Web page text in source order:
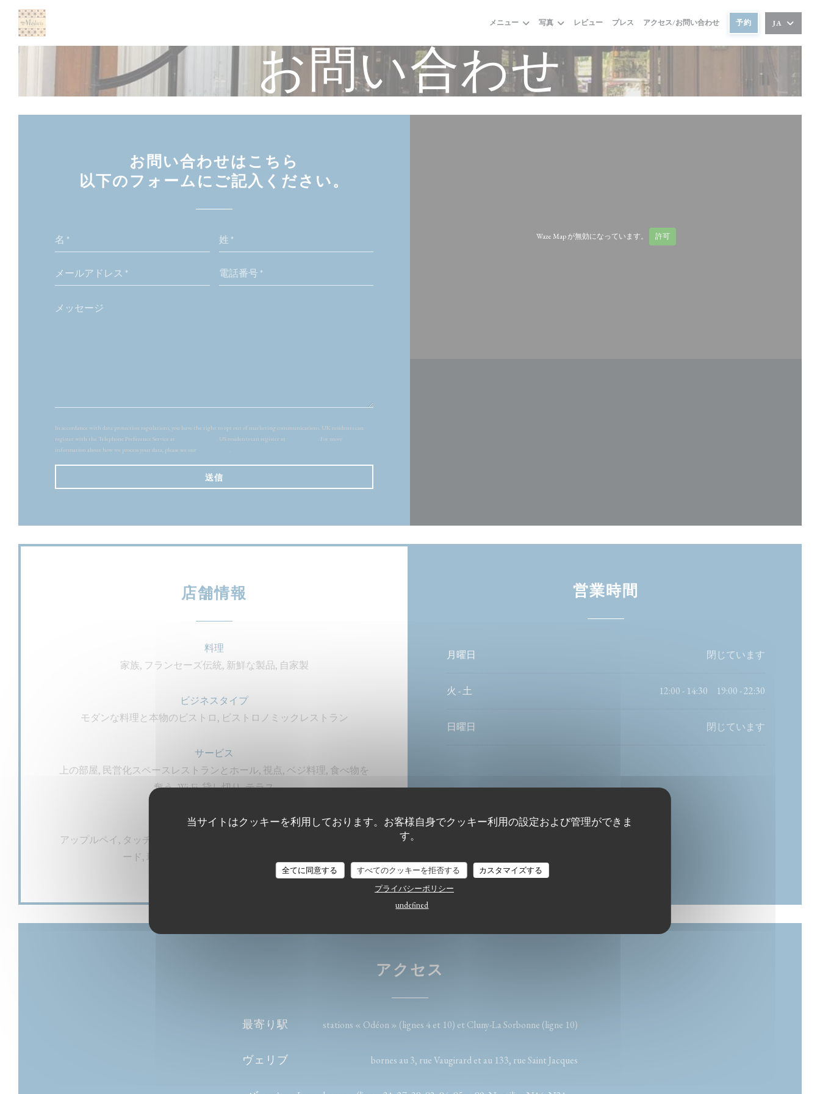
クッキー利用の管理について
当サイトはクッキーを利用しております。お客様自身でクッキー利用の設定および管理ができま
す。
全てに同意する すべてのクッキーを拒否する
カスタマイズする
プライバシーポリシー
undefined
メニュー 写真 レビュー プレス アクセス/お問い合わせ 予約 JA
お問い合わせ
お問い合わせはこちら
以下のフォームにご記入ください。
In accordance with data protection regulations, you have the right to opt out of marketing communications. UK residents can
register with the Telephone Preference Service at
. US residents can register at
. For more
information about how we process your data, please see our
.
Waze Map が無効になっています。 許可
店舗情報
料理
家族, フランセーズ伝統, 新鮮な製品, 自家製
ビジネスタイプ
モダンな料理と本物のビストロ, ビストロノミックレストラン
サービス
上の部屋, 民営化スペースレストランとホール, 視点, ベジ料理, 食べ物を
奪う, Wi-Fi, 貸し切り, テラス
ご利用可能なお支払い方法
アップルペイ, タッチ決済 クレジットカード, ユーロカード /マスターカ
ード, 現金, ビザ, アメックス, カルトブルー
営業時間
月曜日 閉じています
火 -土 12:00 - 14:30 19:00 - 22:30
日曜日 閉じています
アクセス
最寄り駅 stations « Odéon » (lignes 4 et 10) et Cluny-La Sorbonne (ligne 10)
ヴェリブ bornes au 3, rue Vaugirard et au 133, rue Saint Jacques